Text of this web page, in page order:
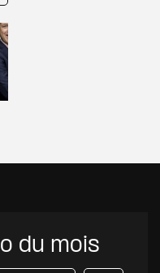
du mois